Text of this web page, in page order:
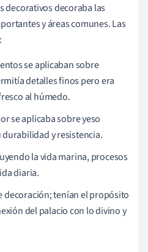
decorativos decoraba las
y áreas comunes. Las
se aplicaban sobre
detalles finos pero era
al húmedo.
se aplicaba sobre yeso
y resistencia.
la vida marina, procesos
diaria.
decoración; tenían el propósito
del palacio con lo divino y